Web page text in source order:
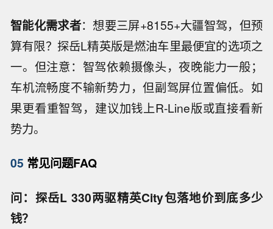
智能化需求者：想要三屏+8155+大疆智驾，但预
算有限？探岳L精英版是燃油车里最便宜的选项之
一。但注意：智驾依赖摄像头，夜晚能力一般；
车机流畅度不输新势力，但副驾屏位置偏低。如
果更看重智驾，建议加钱上R-Line版或直接看新
势力。
05 常见问题FAQ
问：探岳L 330两驱精英City包落地价到底多少
钱？